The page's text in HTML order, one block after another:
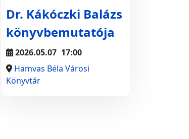
Dr. Kákóczki Balázs
könyvbemutatója
2026.05.07 17:00
Hamvas Béla Városi
Könyvtár